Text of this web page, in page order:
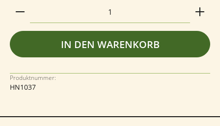
Produkt Anzahl: Gib den gewünschten Wert ein
IN DEN WARENKORB
Produktnummer:
HN1037